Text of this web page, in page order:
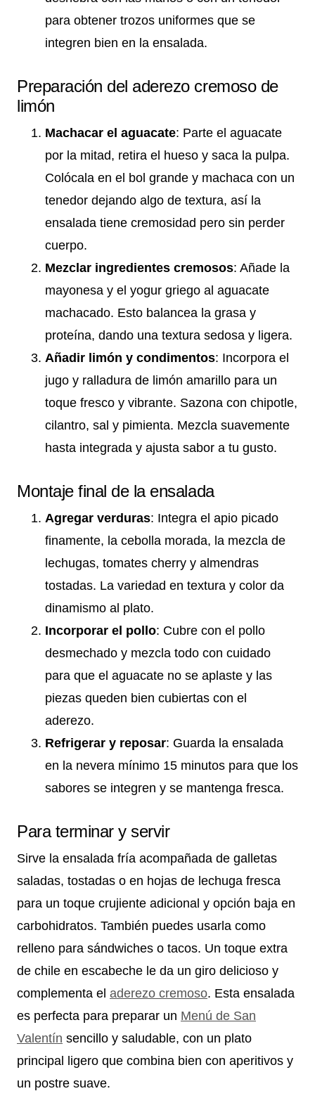
para obtener trozos uniformes que se
integren bien en la ensalada.
Preparación del aderezo cremoso de
limón
Machacar el aguacate: Parte el aguacate
por la mitad, retira el hueso y saca la pulpa.
Colócala en el bol grande y machaca con un
tenedor dejando algo de textura, así la
ensalada tiene cremosidad pero sin perder
cuerpo.
Mezclar ingredientes cremosos: Añade la
mayonesa y el yogur griego al aguacate
machacado. Esto balancea la grasa y
proteína, dando una textura sedosa y ligera.
Añadir limón y condimentos: Incorpora el
jugo y ralladura de limón amarillo para un
toque fresco y vibrante. Sazona con chipotle,
cilantro, sal y pimienta. Mezcla suavemente
hasta integrada y ajusta sabor a tu gusto.
Montaje final de la ensalada
Agregar verduras: Integra el apio picado
finamente, la cebolla morada, la mezcla de
lechugas, tomates cherry y almendras
tostadas. La variedad en textura y color da
dinamismo al plato.
Incorporar el pollo: Cubre con el pollo
desmechado y mezcla todo con cuidado
para que el aguacate no se aplaste y las
piezas queden bien cubiertas con el
aderezo.
Refrigerar y reposar: Guarda la ensalada
en la nevera mínimo 15 minutos para que los
sabores se integren y se mantenga fresca.
Para terminar y servir
Sirve la ensalada fría acompañada de galletas
saladas, tostadas o en hojas de lechuga fresca
para un toque crujiente adicional y opción baja en
carbohidratos. También puedes usarla como
relleno para sándwiches o tacos. Un toque extra
de chile en escabeche le da un giro delicioso y
complementa el aderezo cremoso. Esta ensalada
es perfecta para preparar un Menú de San
Valentín sencillo y saludable, con un plato
principal ligero que combina bien con aperitivos y
un postre suave.